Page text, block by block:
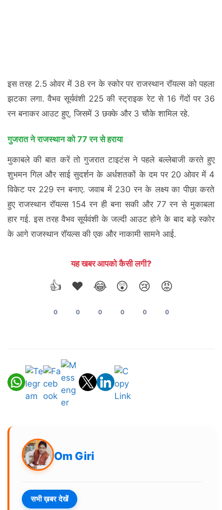
इस तरह 2.5 ओवर में 38 रन के स्कोर पर राजस्थान रॉयल्स को पहला
झटका लगा. वैभव सूर्यवंशी 225 की स्ट्राइक रेट से 16 गेंदों पर 36
रन बनाकर आउट हुए, जिसमें 3 छक्के और 3 चौके शामिल रहे.
गुजरात ने राजस्थान को 77 रन से हराया
मुकाबले की बात करें तो गुजरात टाइटंस ने पहले बल्लेबाजी करते हुए
शुभमन गिल और साई सुदर्शन के अर्धशतकों के दम पर 20 ओवर में 4
विकेट पर 229 रन बनाए. जवाब में 230 रन के लक्ष्य का पीछा करते
हुए राजस्थान रॉयल्स 154 रन ही बना सकी और 77 रन से मुकाबला
हार गई. इस तरह वैभव सूर्यवंशी के जल्दी आउट होने के बाद बड़े स्कोर
के आगे राजस्थान रॉयल्स की एक और नाकामी सामने आई.
यह खबर आपको कैसी लगी?
👍
0
❤️
0
😂
0
😲
0
😢
0
😡
0
Om Giri
सभी ख़बर देखें